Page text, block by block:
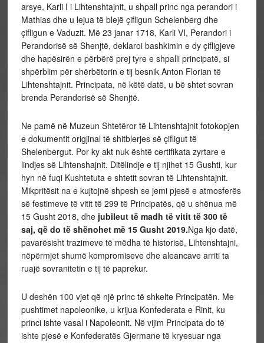
arsye, Karli I i Lihtenshtajnit, u shpall princ nga perandori i
Mathias dhe u lejua të blejë çifligun Schelenberg dhe
çifligun e Vaduzit. Më 23 janar 1718, Karli VI, Perandori i
Perandorisë së Shenjtë, deklaroi bashkimin e dy çifligjeve
dhe hapësirën e përbërë prej tyre e shpalli principatë, si
shpërblim për shërbëtorin e tij besnik Anton Florian të
Lihtenshtajnit. Principata, në këtë datë, u bë shtet sovran
brenda Perandorisë së Shenjtë.
Ne pamë në Muzeun Shtetëror të Lihtenshtajnit fotokopjen
e dokumentit origjinal të shitblerjes së çifligut të
Shelenbergut. Por ky akt nuk është certifikata zyrtare e
lindjes së Lihtenshajnit. Ditëlindje e tij njihet 15 Gushti, kur
hyn në fuqi Kushtetuta e shtetit sovran të Lihtenshtajnit.
Mikpritësit na e kujtojnë shpesh se jemi pjesë e atmosferës
së festimeve të vitit të 299 të Principatës, që u shënua më
15 Gusht 2018, dhe jubileut të madh të vitit të 300 të
saj, që do të shënohet më 15 Gusht 2019.Nga kjo datë,
pavarësisht trazimeve të mëdha të historisë, Lihtenshtajni,
nëpërmjet shumë kompromiseve dhe aleancave arriti ta
ruajë sovranitetin e tij të paprekur.
U deshën 100 vjet që një princ të shkelte Principatën. Me
pushtimet napoleonike, u krijua Konfederata e Rinit, ku
princi ishte vasal i Napoleonit. Në vijim Principata do të
ishte pjesë e Konfederatës Gjermane të kryesuar nga